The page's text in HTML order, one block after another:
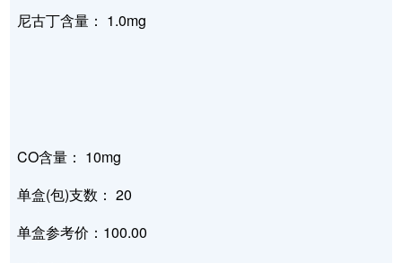
尼古丁含量： 1.0mg
CO含量： 10mg
单盒(包)支数： 20
单盒参考价：100.00